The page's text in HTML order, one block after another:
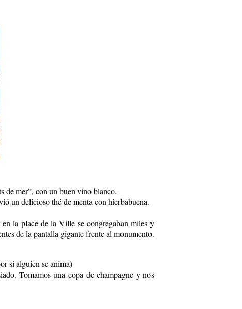
de mer”, con un buen vino blanco.
un delicioso thé de menta con hierbabuena.
la place de la Ville se congregaban miles y
de la pantalla gigante frente al monumento.
si alguien se anima)
Tomamos una copa de champagne y nos